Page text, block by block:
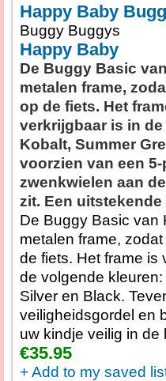
Happy Baby
Buggy Buggys
Happy Baby
De Buggy Basic
metalen frame,
op de fiets. Het
verkrijgbaar is in
Kobalt, Summer
voorzien van een
zwenkwielen aan
zit. Een
De Buggy Basic van
metalen frame,
de fiets. Het frame is
de volgende
Silver en Black.
veiligheidsgordel en
uw kindje veilig in
€35.95
+ Add to my saved